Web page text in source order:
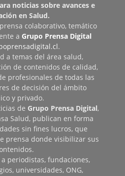
noticias sobre avances e
en Salud.
colaborativo, temático
a Grupo Prensa Digital
.
a temas del área salud,
de contenidos de calidad,
profesionales de todas las
de decisión del ámbito
y privado.
de Grupo Prensa Digital,
Salud, publican en forma
sin fines lucros, que
prensa donde visibilizar sus
periodistas, fundaciones,
universidades, ONG,